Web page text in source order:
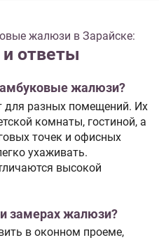
жалюзи в Зарайске:
ответы
жалюзи?
для разных помещений. Их
комнаты, гостиной, а
точек и офисных
ухаживать.
высокой
замерах жалюзи?
в оконном проеме,